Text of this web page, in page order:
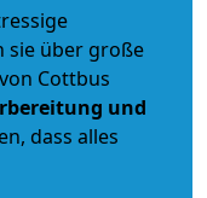
sie über große
Cottbus
und
dass alles